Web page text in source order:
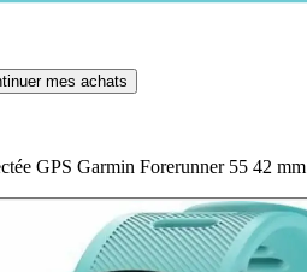
mes achats
GPS Garmin Forerunner 55 42 mm